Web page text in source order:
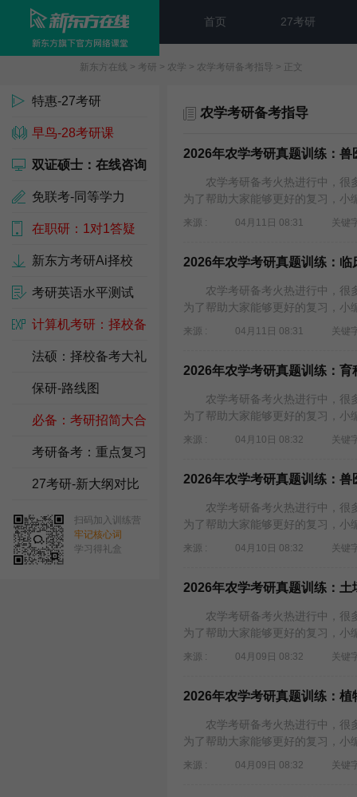
首页 27考研
新东方在线 > 考研 > 农学 > 农学考研备考指导 > 正文
特惠-27考研
早鸟-28考研课
双证硕士：在线咨询
免联考-同等学力
在职研：1对1答疑
新东方考研Ai择校
考研英语水平测试
计算机考研：择校备
考包
法硕：择校备考大礼
包
保研-路线图
必备：考研招简大合
集
考研备考：重点复习
资料
27考研-新大纲对比
扫码加入训练营
牢记核心词
学习得礼盒
农学考研备考指导
2026年农学考研真题训练：
农学考研备考火热进行中，很多
为了帮助大家能够更好的复习，
来源 : 04月11日 08:31 关键
2026年农学考研真题训练：
农学考研备考火热进行中，很多
为了帮助大家能够更好的复习，
来源 : 04月11日 08:31 关键
2026年农学考研真题训练：育
农学考研备考火热进行中，很多
为了帮助大家能够更好的复习，
来源 : 04月10日 08:32 关键
2026年农学考研真题训练：
农学考研备考火热进行中，很多
为了帮助大家能够更好的复习，
来源 : 04月10日 08:32 关键
2026年农学考研真题训练：
农学考研备考火热进行中，很多
为了帮助大家能够更好的复习，
来源 : 04月09日 08:32 关键
2026年农学考研真题训练：植
农学考研备考火热进行中，很多
为了帮助大家能够更好的复习，
来源 : 04月09日 08:32 关键